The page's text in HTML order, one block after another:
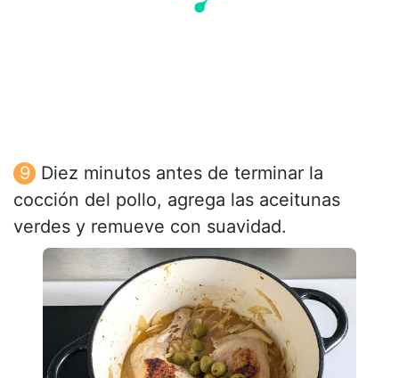
Diez minutos antes de terminar la
cocción del pollo, agrega las aceitunas
verdes y remueve con suavidad.